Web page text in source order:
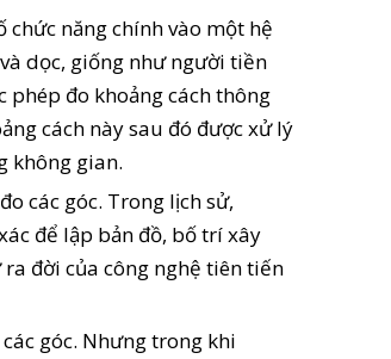
năng chính vào một hệ
dọc, giống như người tiền
phép đo khoảng cách thông
cách này sau đó được xử lý
không gian.
các góc. Trong lịch sử,
để lập bản đồ, bố trí xây
đời của công nghệ tiên tiến
góc. Nhưng trong khi